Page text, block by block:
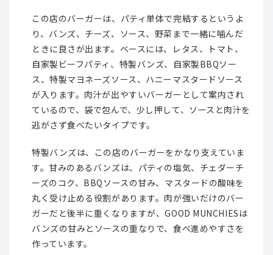
この店のバーガーは、パティ単体で完結するというよ
り、バンズ、チーズ、ソース、野菜まで一緒に噛んだ
ときに良さが出ます。ベースには、レタス、トマト、
自家製ビーフパティ、特製バンズ、自家製BBQソー
ス、特製マヨネーズソース、ハニーマスタードソース
が入ります。肉汁が出やすいバーガーとして案内され
ているので、袋で包んで、少し押して、ソースと肉汁を
逃がさず食べたいタイプです。
特製バンズは、この店のバーガーをかなり支えていま
す。甘みのあるバンズは、パティの塩気、チェダーチ
ーズのコク、BBQソースの甘み、マスタードの酸味を
丸く受け止める役割があります。肉が強いだけのバー
ガーだと後半に重くなりますが、GOOD MUNCHIESは
バンズの甘みとソースの重なりで、食べ進めやすさを
作っています。